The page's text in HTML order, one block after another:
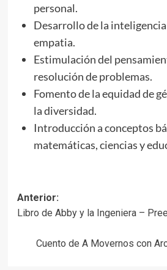
personal.
Desarrollo de la
empatia.
Estimulación del
resolución de problemas.
Fomento de la equidad de
la diversidad.
Introducción a conceptos
matemáticas, ciencias y
Navegación
de
entradas
Anterior:
Libro de Abby y la Ingeniera –
Cuento de A Movernos con